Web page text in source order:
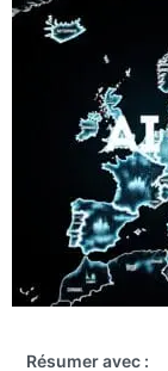
Résumer avec :